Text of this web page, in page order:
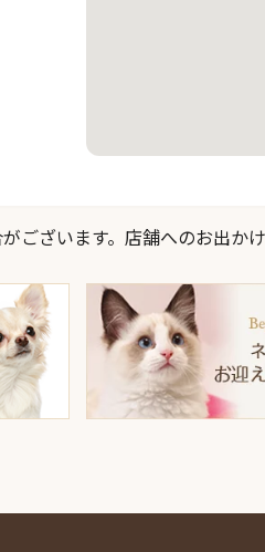
ざいます。店舗へのお出か